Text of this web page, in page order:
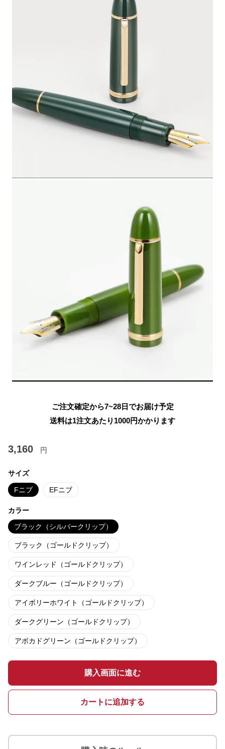
ご注文確定から7~28日でお届け予定
送料は1注文あたり 1000円かかります
3,160 円
サイズ
Fニブ EFニブ
カラー
ブラック（シルバークリップ）
ブラック（ゴールドクリップ）
ワインレッド（ゴールドクリップ）
ダークブルー（ゴールドクリップ）
アイボリーホワイト（ゴールドクリップ）
ダークグリーン（ゴールドクリップ）
アボカドグリーン（ゴールドクリップ）
購入画面に進む
カートに追加する